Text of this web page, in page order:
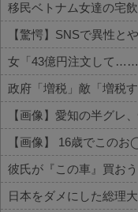
女「43億円注文して
【画像】愛知の半グ